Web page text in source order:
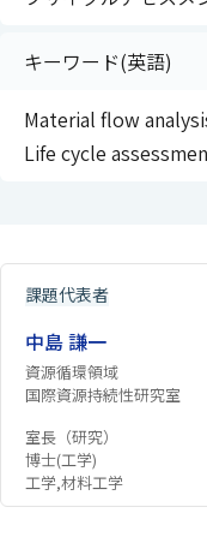
キーワード(英語)
Material flow
Life cycle
課題代表者
中島 謙一
資源循環領域
国際資源持続性研究室
室長（研究）
博士(工学)
工学,材料工学